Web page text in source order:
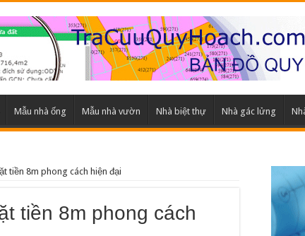
Mẫu nhà ống Mẫu nhà vườn Nhà biệt thự Nhà gác lửng
tiền 8m phong cách hiện đại
tiền 8m phong cách